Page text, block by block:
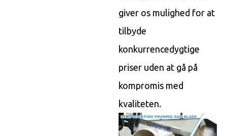
giver os mulighed for at
tilbyde
konkurrencedygtige
priser uden at gå på
kompromis med
kvaliteten.